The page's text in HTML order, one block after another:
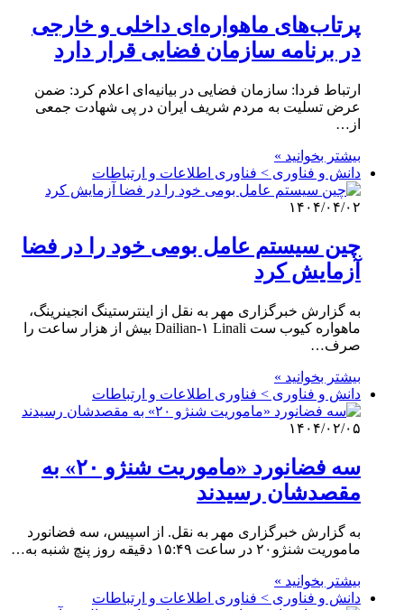
پرتاب‌های ماهواره‌ای داخلی و خارجی
در برنامه سازمان فضایی قرار دارد
ارتباط فردا: سازمان فضایی در بیانیه‌ای اعلام کرد: ضمن
عرض تسلیت به مردم شریف ایران در پی شهادت جمعی
از…
بیشتر بخوانید »
دانش و فناوری > فناوری اطلاعات و ارتباطات
۱۴۰۴/۰۴/۰۲
چین سیستم عامل بومی خود را در فضا
آزمایش کرد
به گزارش خبرگزاری مهر به نقل از اینترستینگ انجینرینگ،
ماهواره کیوب ست Dailian-۱ Linali بیش از هزار ساعت را
صرف…
بیشتر بخوانید »
دانش و فناوری > فناوری اطلاعات و ارتباطات
۱۴۰۴/۰۲/۰۵
سه فضانورد «ماموریت شنژو ۲۰» به
مقصدشان رسیدند
به گزارش خبرگزاری مهر به نقل. از اسپیس، سه فضانورد
ماموریت شنژو۲۰ در ساعت ۱۵:۴۹ دقیقه روز پنچ شنبه به…
بیشتر بخوانید »
دانش و فناوری > فناوری اطلاعات و ارتباطات